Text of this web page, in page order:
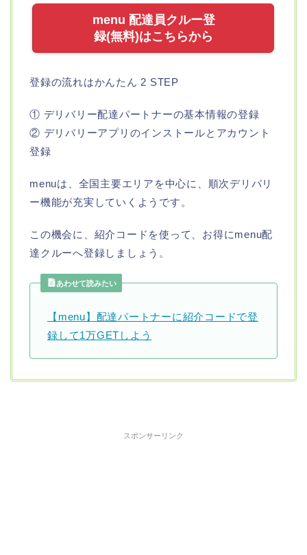
menu 配達員クルー登
録(無料)はこちらから
登録の流れはかんたん 2 STEP
① デリバリー配達パートナーの基本情報の登録
② デリバリーアプリのインストールとアカウント
登録
menuは、全国主要エリアを中心に、順次デリバリ
ー機能が充実していくようです。
この機会に、紹介コードを使って、お得にmenu配
達クルーへ登録しましょう。
あわせて読みたい
【menu】配達パートナーに紹介コードで登
録して1万GETしよう
スポンサーリンク